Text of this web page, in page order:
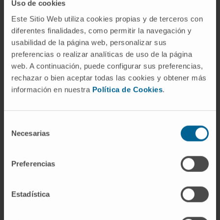
Uso de cookies
Este Sitio Web utiliza cookies propias y de terceros con
diferentes finalidades, como permitir la navegación y
usabilidad de la página web, personalizar sus
preferencias o realizar analíticas de uso de la página
web. A continuación, puede configurar sus preferencias,
rechazar o bien aceptar todas las cookies y obtener más
información en nuestra Política de Cookies.
Necesarias
Preferencias
Estadística
medicamentos se formulan con aditivos
radioopacos para monitorear su distribución y
liberación en el cuerpo.
Sin embargo, el uso de materiales
radioopacos no está exento de desafíos y
consideraciones de seguridad. Por ejemplo,
los agentes de contraste yodados,
en algunos pacientes, incluyendo reacciones
esta razón, la selección y administración de
consideración de los antecedentes médicos
del paciente y una monitorización adecuada.